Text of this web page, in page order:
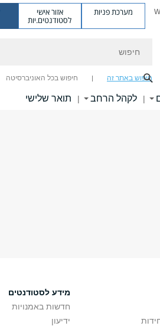
מערכת פניות אזור אישי
לסטודנטים.יות
חיפוש באתר זה חיפוש בכל האוניברסיטה
| לקהל הרחב | תואר שלישי
מידע לסטודנטים
חדשות באמנויות
ידיעון